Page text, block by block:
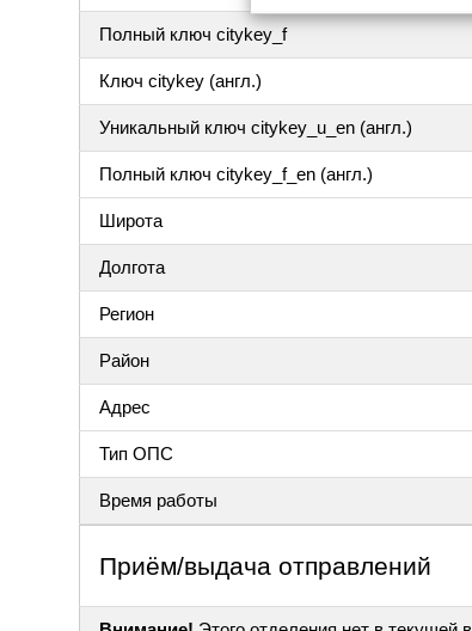
Полный ключ citykey_f
Ключ citykey (англ.)
Уникальный ключ citykey_u_en (англ.)
Полный ключ citykey_f_en (англ.)
Широта
Долгота
Регион
Район
Адрес
Тип ОПС
Время работы
Приём/выдача отправлений